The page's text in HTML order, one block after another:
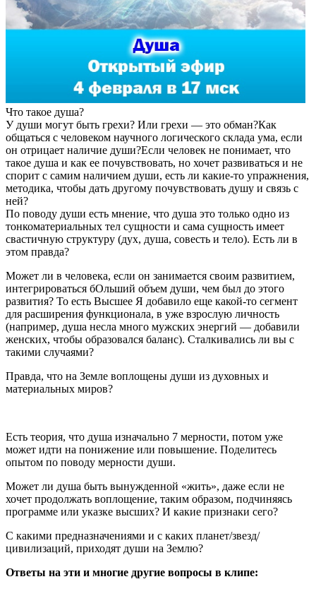
Что такое душа?
У души могут быть грехи? Или грехи — это обман?Как
общаться с человеком научного логического склада ума, если
он отрицает наличие души?Если человек не понимает, что
такое душа и как ее почувствовать, но хочет развиваться и не
спорит с самим наличием души, есть ли какие-то упражнения,
методика, чтобы дать другому почувствовать душу и связь с
ней?
По поводу души есть мнение, что душа это только одно из
тонкоматериальных тел сущности и сама сущность имеет
свастичную структуру (дух, душа, совесть и тело). Есть ли в
этом правда?
Может ли в человека, если он занимается своим развитием,
интегрироваться бОльший объем души, чем был до этого
развития? То есть Высшее Я добавило еще какой-то сегмент
для расширения функционала, в уже взрослую личность
(например, душа несла много мужских энергий — добавили
женских, чтобы образовался баланс). Сталкивались ли вы с
такими случаями?
Правда, что на Земле воплощены души из духовных и
материальных миров?
Есть теория, что душа изначально 7 мерности, потом уже
может идти на понижение или повышение. Поделитесь
опытом по поводу мерности души.
Может ли душа быть вынужденной «жить», даже если не
хочет продолжать воплощение, таким образом, подчиняясь
программе или указке высших? И какие признаки сего?
С какими предназначениями и с каких планет/звезд/
цивилизаций, приходят души на Землю?
Ответы на эти и многие другие вопросы в клипе: